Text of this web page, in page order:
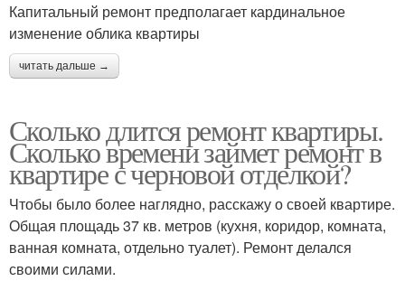
Капитальный ремонт предполагает кардинальное
изменение облика квартиры
читать дальше →
Сколько длится ремонт квартиры.
Сколько времени займет ремонт в
квартире с черновой отделкой?
Чтобы было более наглядно, расскажу о своей квартире.
Общая площадь 37 кв. метров (кухня, коридор, комната,
ванная комната, отдельно туалет). Ремонт делался
своими силами.